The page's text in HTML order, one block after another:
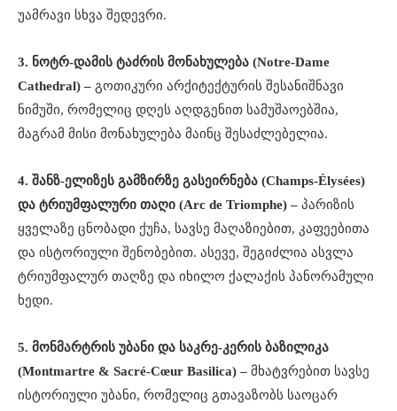
უამრავი სხვა შედევრი.
3. ნოტრ-დამის ტაძრის მონახულება (Notre-Dame
Cathedral) – გოთიკური არქიტექტურის შესანიშნავი
ნიმუში, რომელიც დღეს აღდგენით სამუშაოებშია,
მაგრამ მისი მონახულება მაინც შესაძლებელია.
4. შანზ-ელიზეს გამზირზე გასეირნება (Champs-Élysées)
და ტრიუმფალური თაღი (Arc de Triomphe) – პარიზის
ყველაზე ცნობადი ქუჩა, სავსე მაღაზიებით, კაფეებითა
და ისტორიული შენობებით. ასევე, შეგიძლია ასვლა
ტრიუმფალურ თაღზე და იხილო ქალაქის პანორამული
ხედი.
5. მონმარტრის უბანი და საკრე-კერის ბაზილიკა
(Montmartre & Sacré-Cœur Basilica) – მხატვრებით სავსე
ისტორიული უბანი, რომელიც გთავაზობს საოცარ